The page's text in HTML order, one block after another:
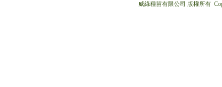
威綠種苗有限公司 版權所有